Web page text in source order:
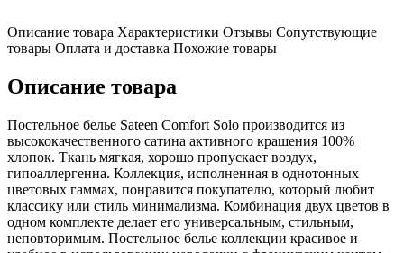
Описание товара Характеристики Отзывы Сопутствующие
товары Оплата и доставка Похожие товары
Описание товара
Постельное белье Sateen Comfort Solo производится из
высококачественного сатина активного крашения 100%
хлопок. Ткань мягкая, хорошо пропускает воздух,
гипоаллергенна. Коллекция, исполненная в однотонных
цветовых гаммах, понравится покупателю, который любит
классику или стиль минимализма. Комбинация двух цветов в
одном комплекте делает его универсальным, стильным,
неповторимым. Постельное белье коллекции красивое и